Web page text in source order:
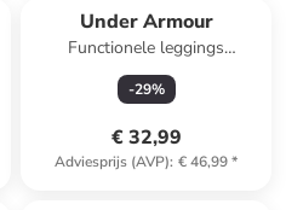
Under Armour
Functionele leggings
bordeaux
-29%
€ 32,99
Adviesprijs (AVP): € 46,99*